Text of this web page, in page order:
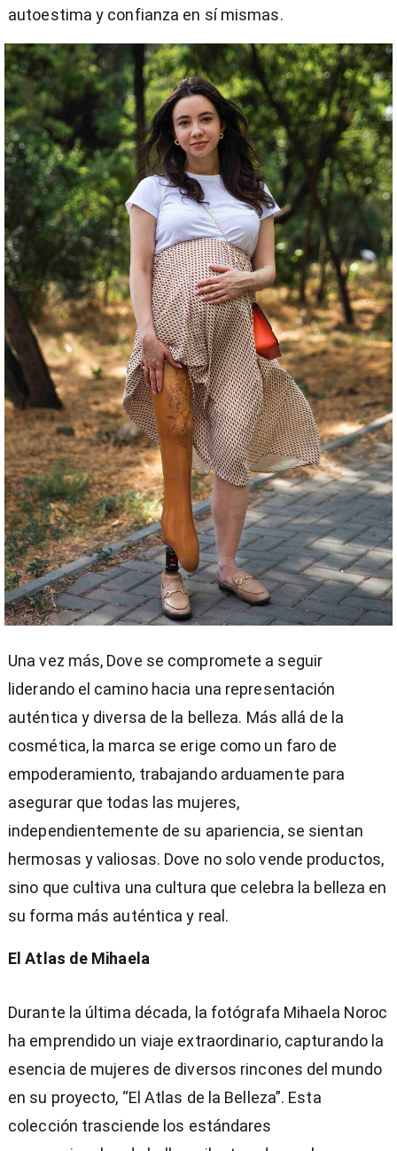
autoestima y confianza en sí mismas.
Una vez más, Dove se compromete a seguir
liderando el camino hacia una representación
auténtica y diversa de la belleza. Más allá de la
cosmética, la marca se erige como un faro de
empoderamiento, trabajando arduamente para
asegurar que todas las mujeres,
independientemente de su apariencia, se sientan
hermosas y valiosas. Dove no solo vende productos,
sino que cultiva una cultura que celebra la belleza en
su forma más auténtica y real.
El Atlas de Mihaela
Durante la última década, la fotógrafa Mihaela Noroc
ha emprendido un viaje extraordinario, capturando la
esencia de mujeres de diversos rincones del mundo
en su proyecto, “El Atlas de la Belleza”. Esta
colección trasciende los estándares